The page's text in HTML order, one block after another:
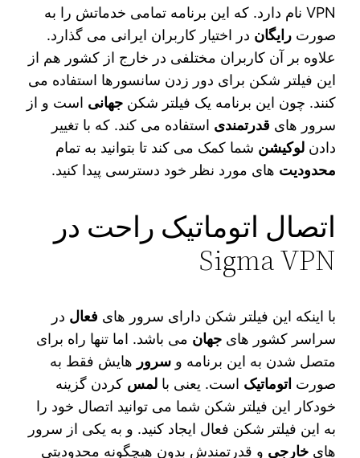
VPN نام دارد. که این برنامه تمامی خدماتش را به
صورترایگان در اختیار کاربران ایرانی می‌ گذارد.
علاوه بر آن کاربران مختلفی در خارج از کشور هم از
این فیلتر شکن برای دور زدن سانسورها استفاده می‌
کنند. چون این برنامه یک فیلتر شکنجهانی است و از
سرور های قدرتمندی استفاده می‌ کند. که با تغییر
دادنلوکیشن شما کمک می‌ کند تا بتوانید به تمام
محدودیت‌ های مورد نظر خود دسترسی پیدا کنید.
اتصال اتوماتیک راحت در
Sigma VPN
با اینکه این فیلتر شکن دارای سرور های فعال در
سراسر کشور هایجهان می‌ باشد. اما تنها راه برای
متصل شدن به این برنامه وسرور هایش فقط به
صورت اتوماتیک است. یعنی بالمس کردن گزینه
خودکار این فیلتر شکن شما می‌ توانید اتصال خود را
به این فیلتر شکن فعال ایجاد کنید. و به یکی از سرور
هایخارجی و قدرتمندش بدون هیچگونه محدودیتی